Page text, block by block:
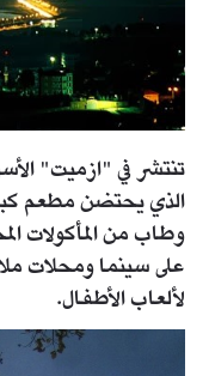
تنتشر في "ازميت"
الذي يحتضن مطعم
وطاب من المأكولات
على سينما ومحلات
لألعاب الأطفال.